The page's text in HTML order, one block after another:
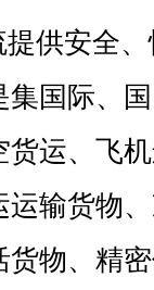
供安全、
集国际、
货运、飞
输货物
物、精